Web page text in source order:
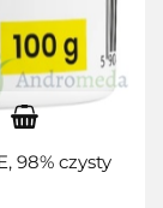
98% czysty